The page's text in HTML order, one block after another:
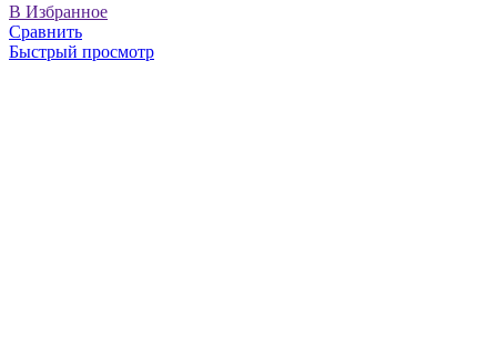
В Избранное
Сравнить
Быстрый просмотр